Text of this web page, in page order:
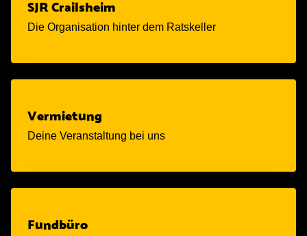
SJR Crailsheim
Die Organisation hinter dem Ratskeller
Vermietung
Deine Veranstaltung bei uns
Fundbüro